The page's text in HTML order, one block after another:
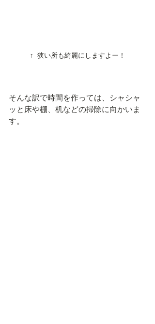
↑ 狭い所も綺麗にしますよー！
そんな訳で時間を作っては、シャシャ
ッと床や棚、机などの掃除に向かいま
す。